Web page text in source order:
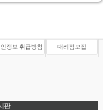
정보 취급방침 대리점모집
판